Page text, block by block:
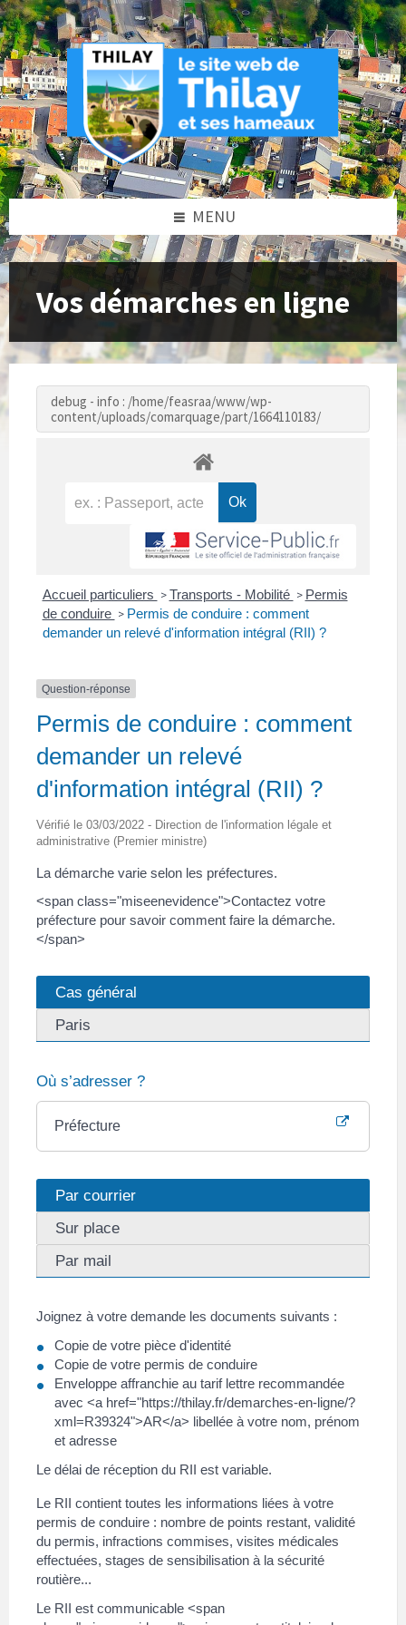
Skip
to
content
Skip
to
left
sidebar
Skip
to
footer
MENU
Vos démarches en ligne
debug - info : /home/feasraa/www/wp-
content/uploads/comarquage/part/1664110183/
Accueil particuliers > Transports - Mobilité > Permis
de conduire > Permis de conduire : comment
demander un relevé d'information intégral (RII) ?
Question-réponse
Permis de conduire : comment
demander un relevé
d'information intégral (RII) ?
Vérifié le 03/03/2022 - Direction de l'information légale et
administrative (Premier ministre)
La démarche varie selon les préfectures.
<span class="miseenevidence">Contactez votre
préfecture pour savoir comment faire la démarche.
</span>
Cas général
Paris
Où s’adresser ?
Préfecture
Par courrier
Sur place
Par mail
Joignez à votre demande les documents suivants :
Copie de votre pièce d'identité
Copie de votre permis de conduire
Enveloppe affranchie au tarif lettre recommandée
avec <a href="https://thilay.fr/demarches-en-ligne/?
xml=R39324">AR</a> libellée à votre nom, prénom
et adresse
Le délai de réception du RII est variable.
Le RII contient toutes les informations liées à votre
permis de conduire : nombre de points restant, validité
du permis, infractions commises, visites médicales
effectuées, stages de sensibilisation à la sécurité
routière...
Le RII est communicable <span